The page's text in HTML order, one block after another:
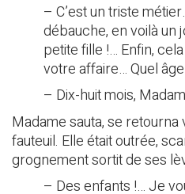
– C’est un triste
débauche, en voilà un
petite fille !… Enfin,
votre affaire… Quel
– Dix-huit mois,
Madame sauta, se
fauteuil. Elle était outrée,
grognement sortit de ses
– Des enfants !… Je